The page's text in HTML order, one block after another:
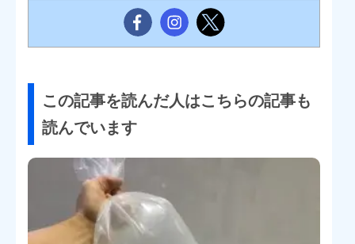
この記事を読んだ人はこちらの記事も
読んでいます